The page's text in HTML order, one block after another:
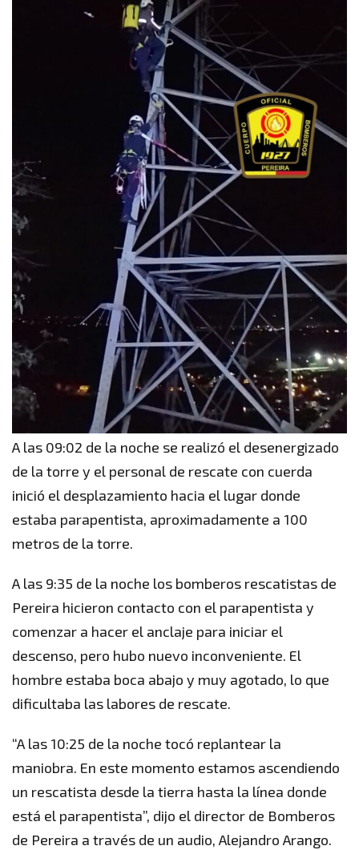
A las 09:02 de la noche se realizó el desenergizado
de la torre y el personal de rescate con cuerda
inició el desplazamiento hacia el lugar donde
estaba parapentista, aproximadamente a 100
metros de la torre.
A las 9:35 de la noche los bomberos rescatistas de
Pereira hicieron contacto con el parapentista y
comenzar a hacer el anclaje para iniciar el
descenso, pero hubo nuevo inconveniente. El
hombre estaba boca abajo y muy agotado, lo que
dificultaba las labores de rescate.
“A las 10:25 de la noche tocó replantear la
maniobra. En este momento estamos ascendiendo
un rescatista desde la tierra hasta la línea donde
está el parapentista”, dijo el director de Bomberos
de Pereira a través de un audio, Alejandro Arango.